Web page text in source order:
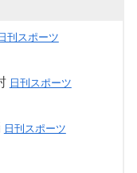
日刊スポーツ
日刊スポーツ
日刊スポーツ